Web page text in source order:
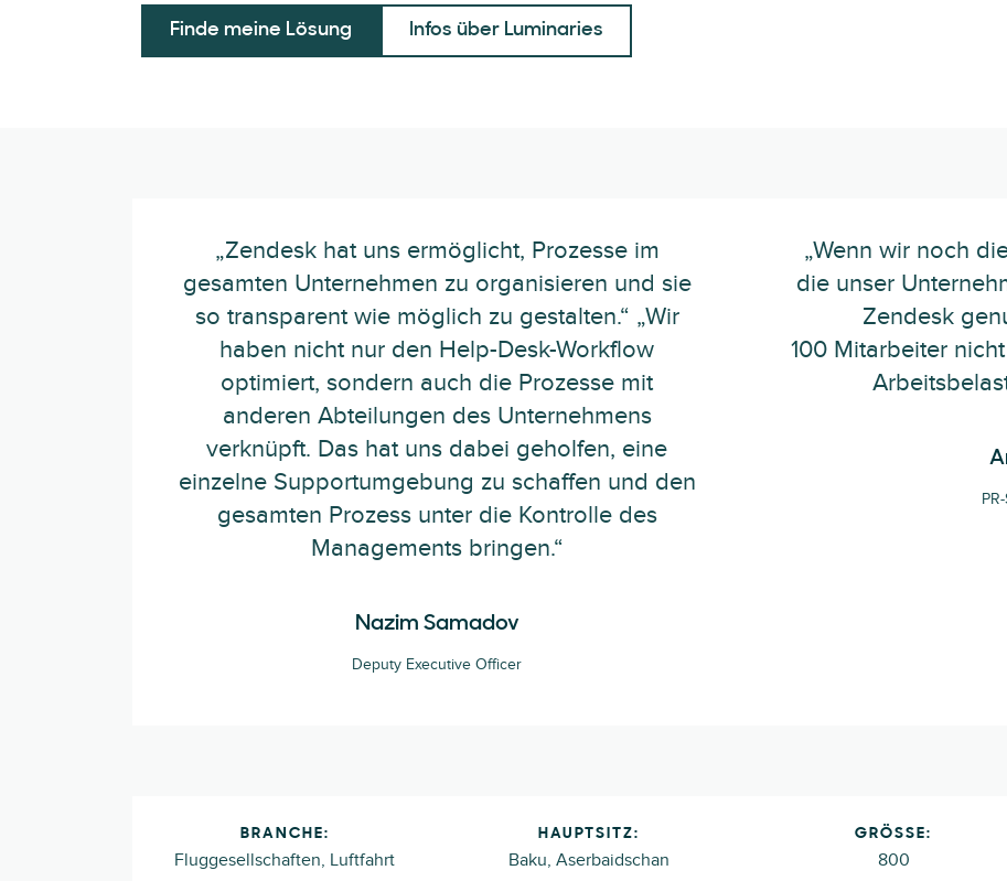
Finde meine Lösung Infos über Luminaries
„Zendesk hat uns ermöglicht, Prozesse im
gesamten Unternehmen zu organisieren und sie
so transparent wie möglich zu gestalten.“ „Wir
haben nicht nur den Help-Desk-Workflow
optimiert, sondern auch die Prozesse mit
anderen Abteilungen des Unternehmens
verknüpft. Das hat uns dabei geholfen, eine
einzelne Supportumgebung zu schaffen und den
gesamten Prozess unter die Kontrolle des
Managements bringen.“
Nazim Samadov
Deputy Executive Officer
„Wenn wir noch
die unser
Zendesk
100 Mitarbeiter
BRANCHE:
Fluggesellschaften, Luftfahrt
HAUPTSITZ:
Baku, Aserbaidschan
GRÖSSE:
800